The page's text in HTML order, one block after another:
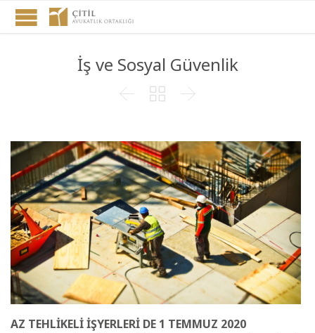
İş ve Sosyal Güvenlik
  
AZ TEHLİKELİ İŞYERLERİ DE 1 TEMMUZ 2020